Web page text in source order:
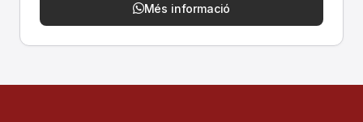
Més informació